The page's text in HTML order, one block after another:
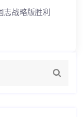
志战略版胜利